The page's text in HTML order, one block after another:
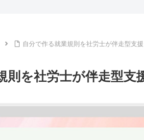
自分で作る就業規則を社労士が伴走型支援
則を社労士が伴走型支